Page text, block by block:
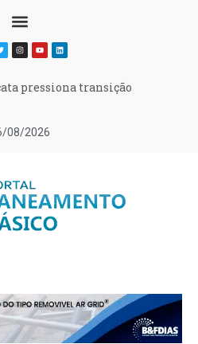
08/2026
pressiona transição